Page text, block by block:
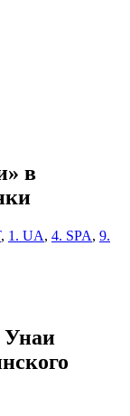
в
, 1. UA, 4. SPA, 9.
Унаи